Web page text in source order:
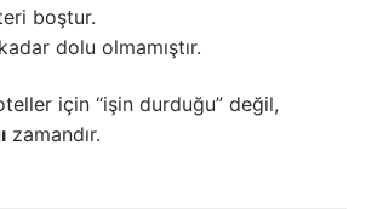
boştur.
dolu olmamıştır.
için “işin durduğu” değil,
zamandır.